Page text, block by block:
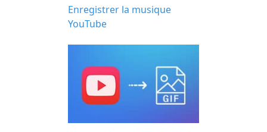
Enregistrer la musique
YouTube